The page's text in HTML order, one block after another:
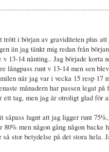
i början av graviditeten plus
än jag tänkt mig redan från
13-14 nånting.. Jag började korta
långpass runt v 13-14 men sen
när jag var i vecka 15 resp 17
månadern har passen legat
ett tag, men jag är otroligt glad för
såpass lugnt att jag ligger runt
80% men någon gång någon backe
stor betydelse på det stora hela.